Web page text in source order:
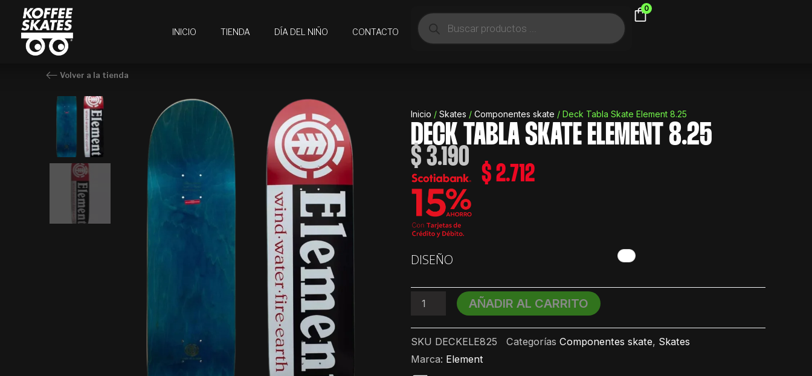
contenido
INICIO TIENDA DÍA DEL NIÑO CONTACTO
Búsqueda
de
productos
0
Volver a la tienda
Inicio / Skates / Componentes skate / Deck Tabla Skate Element 8.25
DECK TABLA SKATE ELEMENT 8.25
$ 3.190
$ 2.712
DISEÑO
Tabla
Element
8.25
AÑADIR AL CARRITO
SKU DECKELE825 Categorías Componentes skate, Skates
Marca: Element